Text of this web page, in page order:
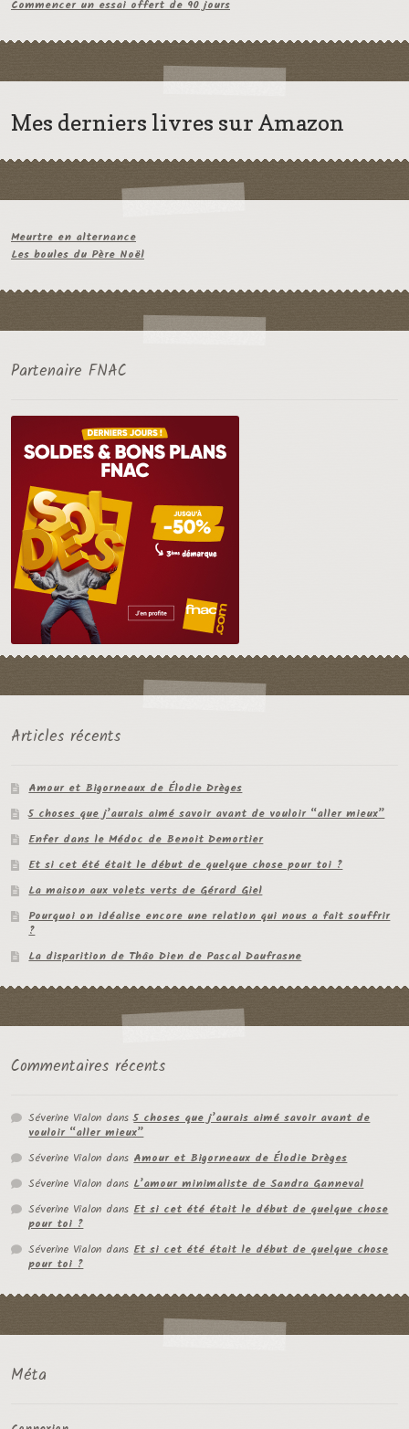
Commencer un essai offert de 90 jours
Mes derniers livres sur Amazon
Meurtre en alternance
Les boules du Père Noël
Partenaire FNAC
Articles récents
Amour et Bigorneaux de Élodie Drèges
5 choses que j’aurais aimé savoir avant de vouloir “aller mieux”
Enfer dans le Médoc de Benoit Demortier
Et si cet été était le début de quelque chose pour toi ?
La maison aux volets verts de Gérard Giel
Pourquoi on idéalise encore une relation qui nous a fait souffrir
?
La disparition de Thâo Dien de Pascal Daufrasne
Commentaires récents
Séverine Vialon dans5 choses que j’aurais aimé savoir avant de
vouloir “aller mieux”
Séverine Vialon dansAmour et Bigorneaux de Élodie Drèges
Séverine Vialon dansL’amour minimaliste de Sandra Ganneval
Séverine Vialon dansEt si cet été était le début de quelque chose
pour toi ?
Séverine Vialon dansEt si cet été était le début de quelque chose
pour toi ?
Méta